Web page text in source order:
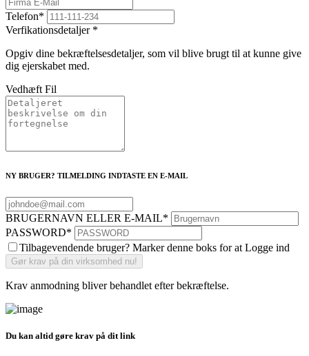
Telefon*
Verfikationsdetaljer *
Opgiv dine bekræftelsesdetaljer, som vil blive brugt til at kunne give
dig ejerskabet med.
Vedhæft Fil
NY BRUGER? TILMELDING INDTASTE EN E-MAIL
BRUGERNAVN ELLER E-MAIL*
PASSWORD*
Tilbagevendende bruger? Marker denne boks for at Logge ind
Krav anmodning bliver behandlet efter bekræftelse.
Du kan altid gøre krav på dit link